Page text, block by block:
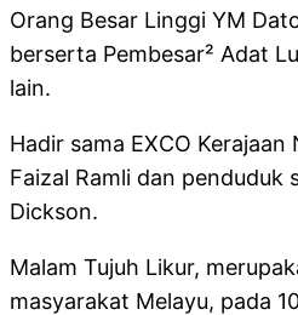
Orang Besar Linggi YM
berserta Pembesar² Adat
lain.
Hadir sama EXCO
Faizal Ramli dan penduduk
Dickson.
Malam Tujuh Likur,
masyarakat Melayu, pada